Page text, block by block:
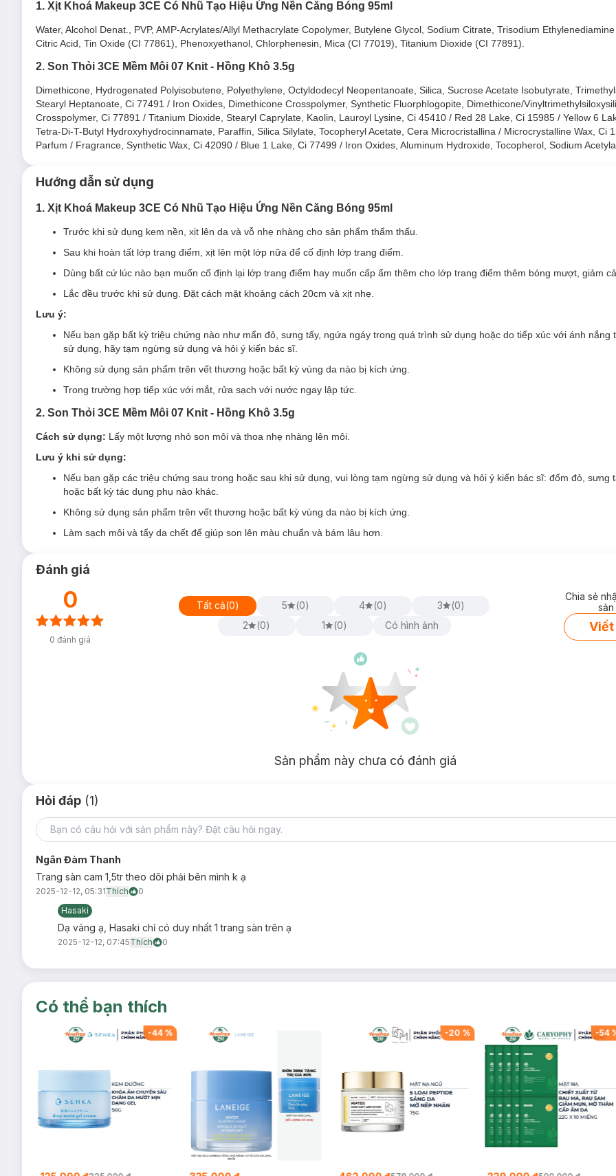
Đối tượng sử dụngXịt Khoá Makeup 3CE Shimmer Makeup Fixer:
Xịt khoá cố định giữ lớp nền, lớp trang điểm trên da.
Dùng như xịt khoáng khi trang điểm giúp cấp ẩm, làm mềm da, giảm tình trạng thiếu ẩm, mốc nền.
Dùng sau khi trang điểm giúp giữ cố định lớp trang điểm, tạo lớp nền bền vững.
Chứa tinh chất mỏng nhẹ vừa giúp thư giãn vừa có khả năng ngăn ngừa mụn.
Sản phẩm có nhũ trắng nhẹ giúp gương mặt bắt sáng tốt hơn.
Sản phẩm an toàn, lành tính, không gây kích ứng cho mọi loại da.
môi sẽ duy trì sự thoải mái suốt cả ngày, tạo cảm giác môi như được vuốt ve bởi chất liệu vải mềm và êm ái của giới thượng lưu.
thức tan chảy như kem giúp son lướt dễ dàng trên môi, màu lên chuẩn ngay từ lần quẹt đầu tiên.
Son Thỏi 3CE Cashmere Hug Lipstick 07 Knit 3.5g
Ưu thế nổi bật của Son Thỏi 3CE Cashmere Hug Lipstick 07 Knit :
Lớp finish mịn màng với kết cấu son mềm mại, dễ dàng lướt nhẹ trên môi không gây cảm giá bết dính.
Son lên màu chuẩn, tạo hiệu ứng chuyển màu hoàn hảo giúp đôi môi trở nên quyến rũ và tươi tắn.
Chất son mềm mịn, không làm khô môi mà còn giúp giữ độ ẩm, tạo lớp son cuối mềm mại như một lớp cashmere ôm ấp đôi
Công thức cải tiến giúp son bám môi tốt nhưng vẫn mang đến cảm giác nhẹ nhàng, thoải mái suốt cả ngày dài.
Bảo quản nơi khô ráo, thoáng mát, tránh ánh nắng trực tiếp.
Để xa tầm tay trẻ em.
1. Xịt Khoá Makeup 3CE Có Nhũ Tạo Hiệu Ứng Nền Căng Bóng 95ml
Water, Alcohol Denat., PVP, AMP-Acrylates/Allyl Methacrylate Copolymer, Butylene Glycol, Sodium Citrate, Trisodium Ethylenediamine
Citric Acid, Tin Oxide (CI 77861), Phenoxyethanol, Chlorphenesin, Mica (CI 77019), Titanium Dioxide (CI 77891).
2. Son Thỏi 3CE Mềm Môi 07 Knit - Hồng Khô 3.5g
Dimethicone, Hydrogenated Polyisobutene, Polyethylene, Octyldodecyl Neopentanoate, Silica, Sucrose Acetate Isobutyrate,
Stearyl Heptanoate, Ci 77491 / Iron Oxides, Dimethicone Crosspolymer, Synthetic Fluorphlogopite, Dimethicone/
Crosspolymer, Ci 77891 / Titanium Dioxide, Stearyl Caprylate, Kaolin, Lauroyl Lysine, Ci 45410 / Red 28 Lake, Ci 15985 / Yellow 6
Tetra-Di-T-Butyl Hydroxyhydrocinnamate, Paraffin, Silica Silylate, Tocopheryl Acetate, Cera Microcristallina / Microcrystalline Wax, Ci
Parfum / Fragrance, Synthetic Wax, Ci 42090 / Blue 1 Lake, Ci 77499 / Iron Oxides, Aluminum Hydroxide, Tocopherol, Sodium
Hướng dẫn sử dụng
1. Xịt Khoá Makeup 3CE Có Nhũ Tạo Hiệu Ứng Nền Căng Bóng 95ml
Trước khi sử dụng kem nền, xịt lên da và vỗ nhẹ nhàng cho sản phẩm thẩm thấu.
Sau khi hoàn tất lớp trang điểm, xịt lên một lớp nữa để cố định lớp trang điểm.
Dùng bất cứ lúc nào bạn muốn cố định lại lớp trang điểm hay muốn cấp ẩm thêm cho lớp trang điểm thêm bóng mượt, giảm
Lắc đều trước khi sử dụng. Đặt cách mặt khoảng cách 20cm và xịt nhẹ.
Lưu ý:
Nếu bạn gặp bất kỳ triệu chứng nào như mẩn đỏ, sưng tấy, ngứa ngáy trong quá trình sử dụng hoặc do tiếp xúc với ánh nắng
sử dụng, hãy tạm ngừng sử dụng và hỏi ý kiến bác sĩ.
Không sử dụng sản phẩm trên vết thương hoặc bất kỳ vùng da nào bị kích ứng.
Trong trường hợp tiếp xúc với mắt, rửa sạch với nước ngay lập tức.
2. Son Thỏi 3CE Mềm Môi 07 Knit - Hồng Khô 3.5g
Cách sử dụng: Lấy một lượng nhỏ son môi và thoa nhẹ nhàng lên môi.
Lưu ý khi sử dụng:
Nếu bạn gặp các triệu chứng sau trong hoặc sau khi sử dụng, vui lòng tạm ngừng sử dụng và hỏi ý kiến bác sĩ: đốm đỏ, sưng
hoặc bất kỳ tác dụng phụ nào khác.
Không sử dụng sản phẩm trên vết thương hoặc bất kỳ vùng da nào bị kích ứng.
Làm sạch môi và tẩy da chết để giúp son lên màu chuẩn và bám lâu hơn.
Đánh giá
0
0 đánh giá
Tất cả(0) 5 (0) 4 (0) 3 (0)
2
(0) 1 (0) Có hình ảnh
Chia sẻ
Viết
Sản phẩm này chưa có đánh giá
Hỏi đáp (1)
Ngân Đàm Thanh
Trang sàn cam 1,5tr theo dõi phải bên mình k ạ
2025-12-12, 05:31Thích
0
Hasaki
Dạ vâng ạ, Hasaki chỉ có duy nhất 1 trang sàn trên ạ
2025-12-12, 07:45Thích 0
Có thể bạn thích
-44% -20 % -54